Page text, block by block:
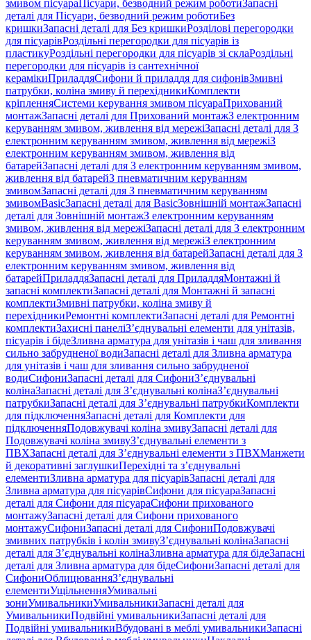
змивом пісуараПісуари, безводний режим роботиЗапасні
деталі для Пісуари, безводний режим роботиБез
кришкиЗапасні деталі для Без кришкиРозділові перегородки
для пісуарівРоздільні перегородки для пісуарів із
пластикуРоздільні перегородки для пісуарів зі склаРоздільні
перегородки для пісуарів із сантехнічної
керамікиПриладдяСифони й приладдя для сифонівЗмивні
патрубки, коліна змиву й перехідникиКомплекти
кріпленняСистеми керування змивом пісуараПрихований
монтажЗапасні деталі для Прихований монтажЗ електронним
керуванням змивом, живлення від мережіЗапасні деталі для З
електронним керуванням змивом, живлення від мережіЗ
електронним керуванням змивом, живлення від
батарейЗапасні деталі для З електронним керуванням змивом,
живлення від батарейЗ пневматичним керуванням
змивомЗапасні деталі для З пневматичним керуванням
змивомBasicЗапасні деталі для BasicЗовнішній монтажЗапасні
деталі для Зовнішній монтажЗ електронним керуванням
змивом, живлення від мережіЗапасні деталі для З електронним
керуванням змивом, живлення від мережіЗ електронним
керуванням змивом, живлення від батарейЗапасні деталі для З
електронним керуванням змивом, живлення від
батарейПриладдяЗапасні деталі для ПриладдяМонтажні й
запасні комплектиЗапасні деталі для Монтажні й запасні
комплектиЗмивні патрубки, коліна змиву й
перехідникиРемонтні комплектиЗапасні деталі для Ремонтні
комплектиЗахисні панеліЗ’єднувальні елементи для унітазів,
пісуарів і бідеЗливна арматура для унітазів і чаш для зливання
сильно забрудненої водиЗапасні деталі для Зливна арматура
для унітазів і чаш для зливання сильно забрудненої
водиСифониЗапасні деталі для СифониЗ’єднувальні
колінаЗапасні деталі для З’єднувальні колінаЗ’єднувальні
патрубкиЗапасні деталі для З’єднувальні патрубкиКомплекти
для підключенняЗапасні деталі для Комплекти для
підключенняПодовжувачі коліна змивуЗапасні деталі для
Подовжувачі коліна змивуЗ’єднувальні елементи з
ПВХЗапасні деталі для З’єднувальні елементи з ПВХМанжети
й декоративні заглушкиПерехідні та з’єднувальні
елементиЗливна арматура для пісуарівЗапасні деталі для
Зливна арматура для пісуарівСифони для пісуараЗапасні
деталі для Сифони для пісуараСифони прихованого
монтажуЗапасні деталі для Сифони прихованого
монтажуСифониЗапасні деталі для СифониПодовжувачі
змивних патрубків і колін змивуЗ’єднувальні колінаЗапасні
деталі для З’єднувальні колінаЗливна арматура для бідеЗапасні
деталі для Зливна арматура для бідеСифониЗапасні деталі для
СифониОблицюванняЗ’єднувальні
елементиУщільненняУмивальні
зониУмивальникиУмивальникиЗапасні деталі для
УмивальникиПодвійні умивальникиЗапасні деталі для
Подвійні умивальникиВбудовані в меблі умивальникиЗапасні